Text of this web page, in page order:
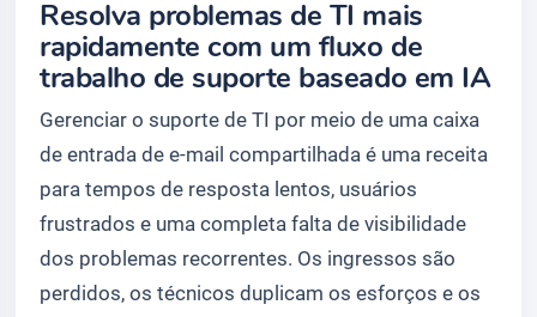
Resolva problemas de TI mais
rapidamente com um fluxo de
trabalho de suporte baseado em IA
Gerenciar o suporte de TI por meio de uma caixa
de entrada de e-mail compartilhada é uma receita
para tempos de resposta lentos, usuários
frustrados e uma completa falta de visibilidade
dos problemas recorrentes. Os ingressos são
perdidos, os técnicos duplicam os esforços e os